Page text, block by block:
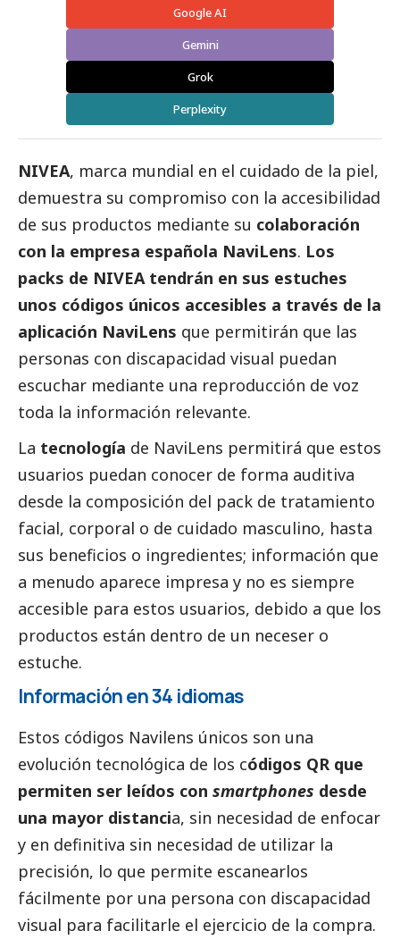
Google AI
Gemini
Grok
Perplexity
NIVEA, marca mundial en el cuidado de la piel,
demuestra su compromiso con la accesibilidad
de sus productos mediante su colaboración
con la empresa española NaviLens. Los
packs de NIVEA tendrán en sus estuches
unos códigos únicos accesibles a través de la
aplicación NaviLens que permitirán que las
personas con discapacidad visual puedan
escuchar mediante una reproducción de voz
toda la información relevante.
La tecnología de NaviLens permitirá que estos
usuarios puedan conocer de forma auditiva
desde la composición del pack de tratamiento
facial, corporal o de cuidado masculino, hasta
sus beneficios o ingredientes; información que
a menudo aparece impresa y no es siempre
accesible para estos usuarios, debido a que los
productos están dentro de un neceser o
estuche.
Información en 34 idiomas
Estos códigos Navilens únicos son una
evolución tecnológica de los códigos QR que
permiten ser leídos con smartphones desde
una mayor distancia, sin necesidad de enfocar
y en definitiva sin necesidad de utilizar la
precisión, lo que permite escanearlos
fácilmente por una persona con discapacidad
visual para facilitarle el ejercicio de la compra.